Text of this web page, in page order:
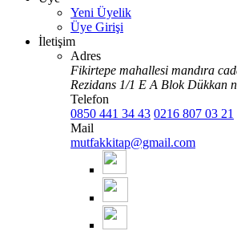
Yeni Üyelik
Üye Girişi
İletişim
Adres
Fikirtepe mahallesi mandıra
Rezidans 1/1 E A Blok Dükkan
Telefon
0850 441 34 43 0216 807 03 21
Mail
mutfakkitap@gmail.com